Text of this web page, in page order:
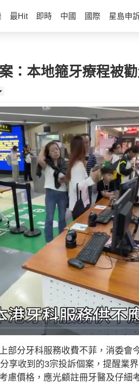
最Hit 即時 中國 國際 星島申
：本地箍牙療程被
部分牙科服務收費不菲，消委會
享收到的3宗投訴個案，提醒業
慮價格，應光顧註冊牙醫及仔細